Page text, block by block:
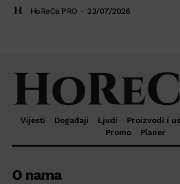
HoReCa PRO - 23/07/2026
Vijesti Događaji Ljudi Proizvodi i
Promo
Planer
O nama